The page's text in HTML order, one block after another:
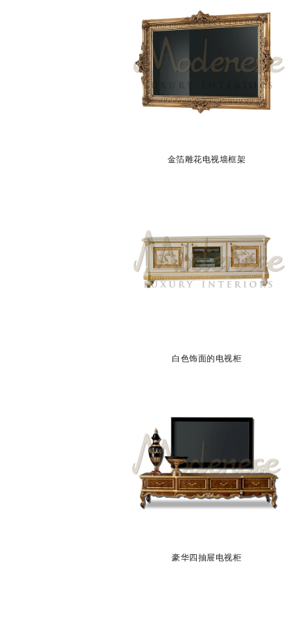
金箔雕花电视墙框架
白色饰面的电视柜
豪华四抽屉电视柜